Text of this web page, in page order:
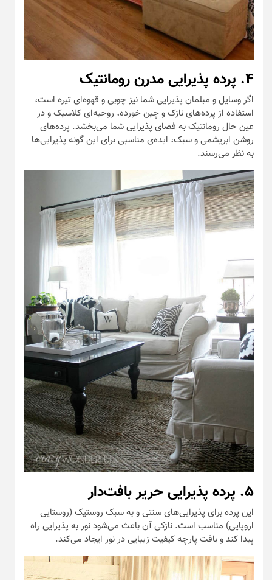
۴. پرده پذیرایی مدرن رومانتیک
اگر وسایل و مبلمان پذیرایی شما نیز چوبی و قهوه‌ای تیره است،
استفاده از پرده‌های نازک و چین خورده، روحیه‌ای کلاسیک و در
عین حال رومانتیک به فضای پذیرایی شما می‌بخشد. پرده‌های
روشن ابریشمی و سبک، ایده‌ی مناسبی برای این گونه پذیرایی‌ها
به نظر می‌رسند.
۵. پرده پذیرایی حریر بافت‌دار
این پرده برای پذیرایی‌های سنتی و به سبک روستیک (روستایی
اروپایی) مناسب است. نازکی آن باعث می‌شود نور به پذیرایی راه
پیدا کند و بافت پارچه کیفیت زیبایی در نور ایجاد می‌کند.